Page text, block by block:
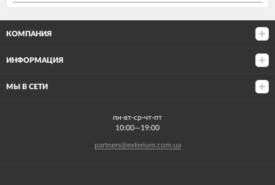
КОМПАНИЯ
ИНФОРМАЦИЯ
МЫ В СЕТИ
пн-вт-ср-чт-пт
10:00—19:00
partners@exterium.com.ua